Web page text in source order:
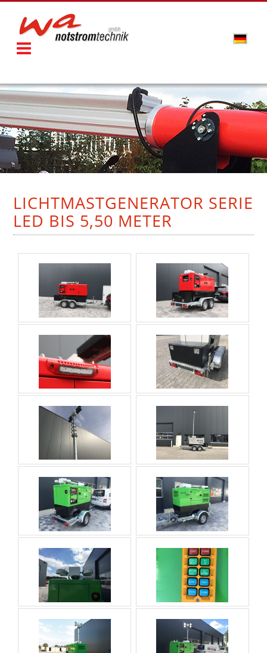
LICHTMASTGENERATOR SERIE
LED BIS 5,50 METER